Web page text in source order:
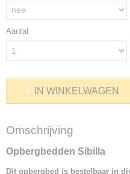
Aantal
IN WINKELWAGEN
Omschrijving
Opbergbedden Sibilla
Dit opbergbed is bestelbaar in